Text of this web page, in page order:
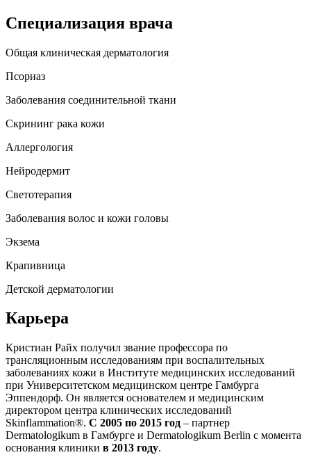
Специализация врача
Общая клиническая дерматология
Псориаз
Заболевания соединительной ткани
Скрининг рака кожи
Аллергология
Нейродермит
Светотерапия
Заболевания волос и кожи головы
Экзема
Крапивница
Детской дерматологии
Карьера
Кристиан Райх получил звание профессора по
трансляционным исследованиям при воспалительных
заболеваниях кожи в Институте медицинских исследований
при Университетском медицинском центре Гамбурга
Эппендорф. Он является основателем и медицинским
директором центра клинических исследований
Skinflammation®. С 2005 по 2015 год – партнер
Dermatologikum в Гамбурге и Dermatologikum Berlin с момента
основания клиники в 2013 году.